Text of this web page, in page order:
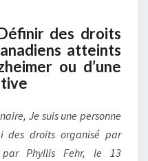
TROISIÈMEdes droits
atteints
ou d’une
Je suis une personne
des droits organisé par
Phyllis Fehr, le 13